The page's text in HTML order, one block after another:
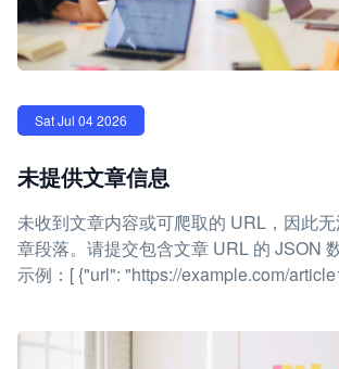
Sat Jul 04 2026
未提供文章信息
未收到文章内容或可爬取的 URL，因此
章段落。请提交包含文章 URL 的 JSON
示例：[ {"url": "https://example.com/